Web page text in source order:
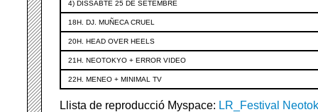
4) DISSABTE 25 DE SETEMBRE
18H. DJ. MUÑECA CRUEL
20H. HEAD OVER HEELS
21H. NEOTOKYO + ERROR VIDEO
22H. MENEO + MINIMAL TV
Llista de reproducció Myspace: LR_Festival